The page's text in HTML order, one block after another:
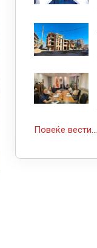
Повеќе вести...